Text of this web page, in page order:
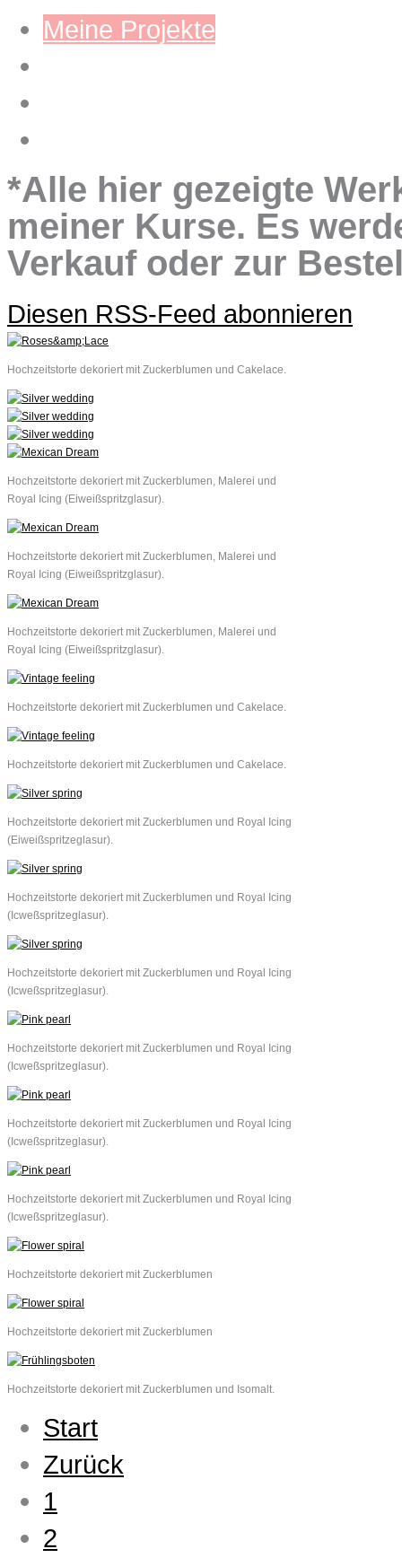
Meine Projekte
*Alle hier gezeigte
meiner Kurse. Es
Verkauf oder zur
Diesen RSS-Feed abonnieren
Hochzeitstorte dekoriert mit Zuckerblumen und Cakelace.
Hochzeitstorte dekoriert mit Zuckerblumen, Malerei und
Royal Icing (Eiweißspritzglasur).
Hochzeitstorte dekoriert mit Zuckerblumen, Malerei und
Royal Icing (Eiweißspritzglasur).
Hochzeitstorte dekoriert mit Zuckerblumen, Malerei und
Royal Icing (Eiweißspritzglasur).
Hochzeitstorte dekoriert mit Zuckerblumen und Cakelace.
Hochzeitstorte dekoriert mit Zuckerblumen und Cakelace.
Hochzeitstorte dekoriert mit Zuckerblumen und Royal Icing
(Eiweißspritzeglasur).
Hochzeitstorte dekoriert mit Zuckerblumen und Royal Icing
(Icweßspritzeglasur).
Hochzeitstorte dekoriert mit Zuckerblumen und Royal Icing
(Icweßspritzeglasur).
Hochzeitstorte dekoriert mit Zuckerblumen und Royal Icing
(Icweßspritzeglasur).
Hochzeitstorte dekoriert mit Zuckerblumen und Royal Icing
(Icweßspritzeglasur).
Hochzeitstorte dekoriert mit Zuckerblumen und Royal Icing
(Icweßspritzeglasur).
Hochzeitstorte dekoriert mit Zuckerblumen
Hochzeitstorte dekoriert mit Zuckerblumen
Hochzeitstorte dekoriert mit Zuckerblumen und Isomalt.
Start
Zurück
1
2